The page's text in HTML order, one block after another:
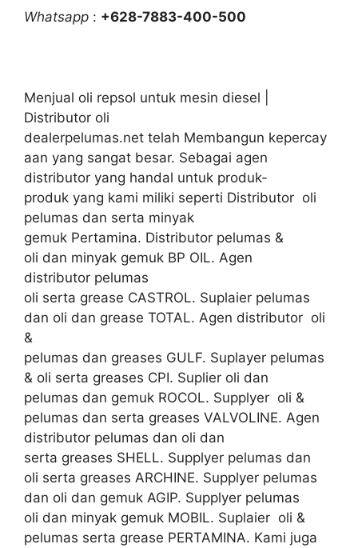
Whatsapp : +628-7883-400-500
Menjual oli repsol untuk mesin diesel |
Distributor oli
dealerpelumas.net telah Membangun kepercay
aan yang sangat besar. Sebagai agen
distributor yang handal untuk produk-
produk yang kami miliki seperti Distributor oli
pelumas dan serta minyak
gemuk Pertamina. Distributor pelumas &
oli dan minyak gemuk BP OIL. Agen
distributor pelumas
oli serta grease CASTROL. Suplaier pelumas
dan oli dan grease TOTAL. Agen distributor oli
&
pelumas dan greases GULF. Suplayer pelumas
& oli serta greases CPI. Suplier oli dan
pelumas dan gemuk ROCOL. Supplyer oli &
pelumas dan serta greases VALVOLINE. Agen
distributor pelumas dan oli dan
serta greases SHELL. Supplyer pelumas dan
oli serta greases ARCHINE. Supplyer pelumas
dan oli dan gemuk AGIP. Supplyer pelumas
oli dan minyak gemuk MOBIL. Suplaier oli &
pelumas serta grease PERTAMINA. Kami juga